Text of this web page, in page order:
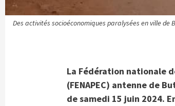
Des activités socioéconomiques paralysées en ville de
La Fédération nationale
(FENAPEC) antenne de
de samedi 15 juin 2024.